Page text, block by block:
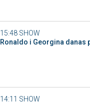
15:48 SHOW
Ronaldo i Georgina danas
14:11 SHOW